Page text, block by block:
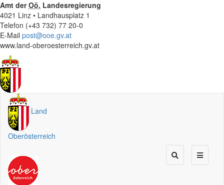
Amt derOö. Landesregierung
4021 Linz • Landhausplatz 1
Telefon (+43 732) 77 20-0
E-Mail post@ooe.gv.at
www.land-oberoesterreich.gv.at
Land
Oberösterreich